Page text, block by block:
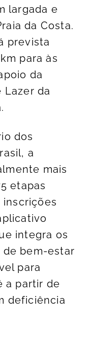
largada e
da Costa.
prevista
para às
da
Lazer da
dos
a
mais
etapas
inscrições
integra os
bem-estar
para
a partir de
deficiência